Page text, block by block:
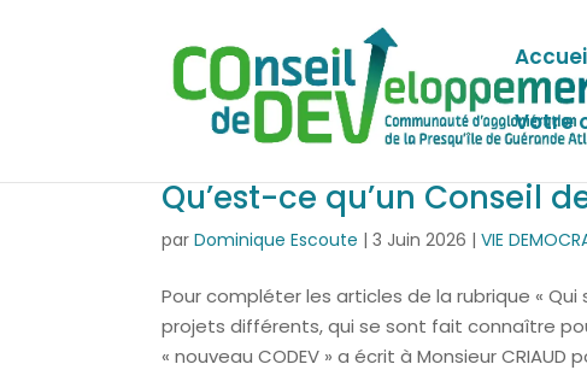
Votre
Qu’est-ce qu’un Conseil
parDominique Escoute |3 Juin 2026 |VIE
Pour compléter les articles de la rubrique «
projets différents, qui se sont fait connaître
« nouveau CODEV » a écrit à Monsieur CRIAUD